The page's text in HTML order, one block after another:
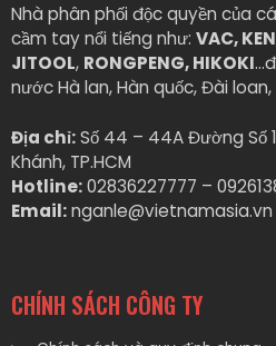
Nhà phân phối độc quyền của
cầm tay nổi tiếng như: VAC,
JITOOL, RONGPENG, HIKOKI
nước Hà lan, Hàn quốc, Đài
Địa chỉ:Số 44 – 44A Đường Số
Khánh, TP.HCM
Hotline:02836227777 –
Email:nganle@vietnamasia.vn
CHÍNH SÁCH CÔNG TY